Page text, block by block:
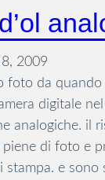
2009
foto da quando
digitale
analogiche. il
piene di foto e
stampa. e sono